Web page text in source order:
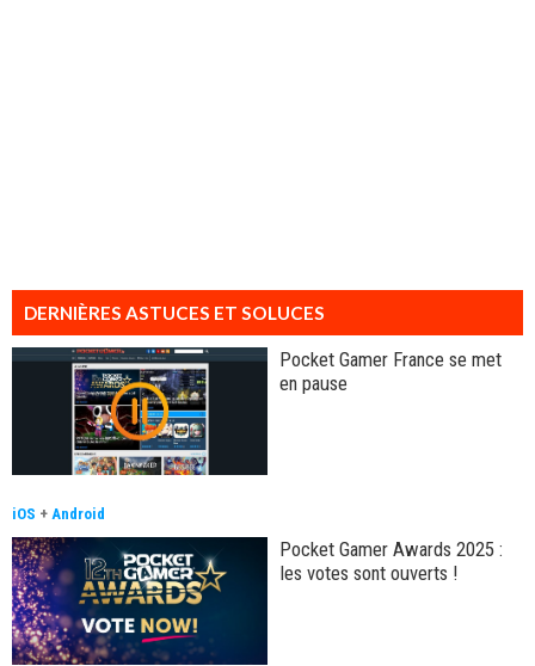
DERNIÈRES ASTUCES ET SOLUCES
Pocket Gamer France se met
en pause
iOS + Android
Pocket Gamer Awards 2025 :
les votes sont ouverts !